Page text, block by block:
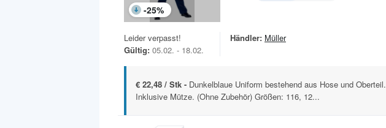
-25%
Leider verpasst!
Gültig: 05.02. - 18.02.
Händler: Müller
€ 22,48 / Stk - Dunkelblaue Uniform bestehend aus Hose und Oberteil.
Inklusive Mütze. (Ohne Zubehör) Größen: 116, 12...